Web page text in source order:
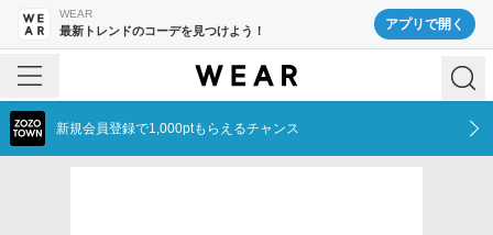
WEAR
最新トレンドのコーデを見つけよう！ アプリで開く
新規会員登録で1,000ptもらえるチャンス